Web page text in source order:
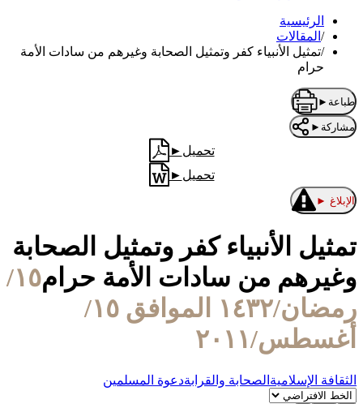
الرئيسية
/ المقالات
/تمثيل الأنبياء كفر وتمثيل الصحابة وغيرهم من سادات الأمة
حرام
طباعة ►
مشاركة ►
تحميل ►
تحميل ►
الإبلاغ ►
تمثيل الأنبياء كفر وتمثيل الصحابة
وغيرهم من سادات الأمة حرام
١٥/
رمضان/١٤٣٢ الموافق ١٥/
أغسطس/٢٠١١
الثقافة الإسلامية الصحابة والقرابةدعوة المسلمين